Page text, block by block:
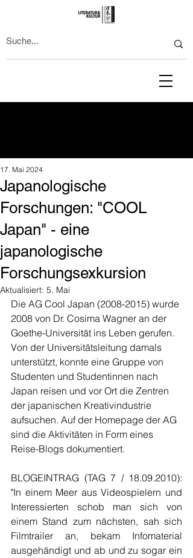
Japanologische
Forschungen: "COOL
Japan" - eine
japanologische
Forschungsexkursion
17. Mai 2024
Aktualisiert: 5. Mai
Die AG Cool Japan (2008-2015) wurde
2008 von Dr. Cosima Wagner an der
Goethe-Universität ins Leben gerufen.
Von der Universitätsleitung damals
unterstützt, konnte eine Gruppe von
Studenten und Studentinnen nach
Japan reisen und vor Ort die Zentren
der japanischen Kreativindustrie
aufsuchen. Auf der Homepage der AG
sind die Aktivitäten in Form eines
Reise-Blogs dokumentiert.
BLOGEINTRAG (TAG 7 / 18.09.2010):
"In einem Meer aus Videospielern und
Interessierten schob man sich von
einem Stand zum nächsten, sah sich
Filmtrailer an, bekam Infomaterial
ausgehändigt und ab und zu sogar ein